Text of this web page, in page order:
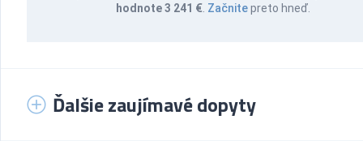
hodnote 3 241 € Začnitepreto hneď.
Ďalšie zaujímavé dopyty